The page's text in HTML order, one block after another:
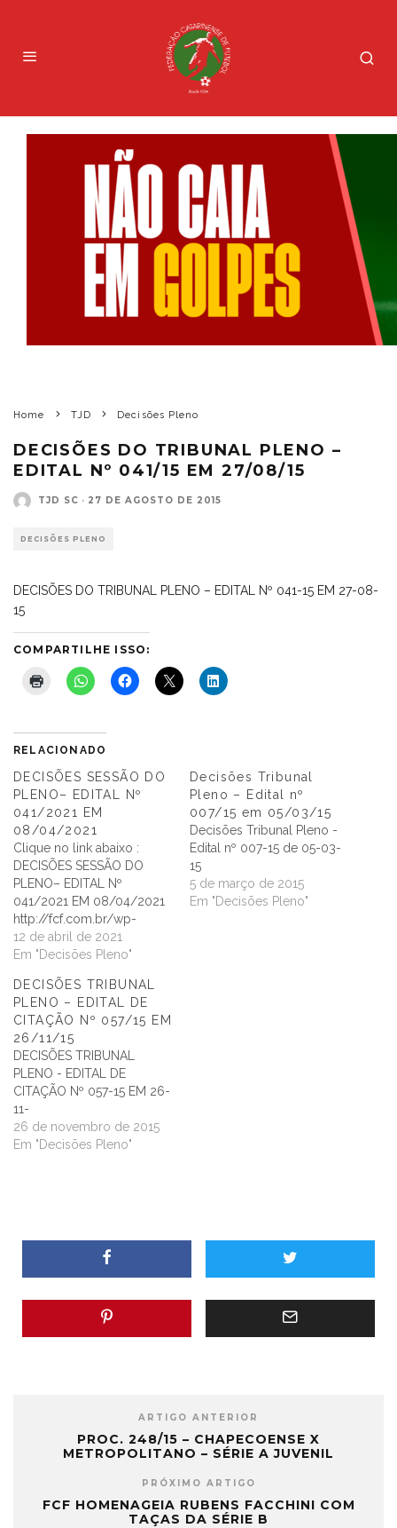
Home TJD Decisões Pleno
DECISÕES DO TRIBUNAL PLENO –
EDITAL Nº 041/15 EM 27/08/15
TJD SC · 27 DE AGOSTO DE 2015
DECISÕES PLENO
DECISÕES DO TRIBUNAL PLENO – EDITAL Nº 041-15 EM 27-08-
15
COMPARTILHE ISSO:
RELACIONADO
DECISÕES SESSÃO DO
PLENO– EDITAL Nº
041/2021 EM
08/04/2021
Clique no link abaixo :
DECISÕES SESSÃO DO
PLENO– EDITAL Nº
041/2021 EM 08/04/2021
http://fcf.com.br/wp-
content/uploads/2021/04
/Decisoes-julgamentos-
12 de abril de 2021
Em "Decisões Pleno"
Decisões Tribunal
Pleno – Edital nº
007/15 em 05/03/15
Decisões Tribunal Pleno -
Edital nº 007-15 de 05-03-
15
5 de março de 2015
Em "Decisões Pleno"
DECISÕES TRIBUNAL
PLENO – EDITAL DE
CITAÇÃO Nº 057/15 EM
26/11/15
DECISÕES TRIBUNAL
PLENO - EDITAL DE
CITAÇÃO Nº 057-15 EM 26-
11-
26 de novembro de 2015
Em "Decisões Pleno"
ARTIGO ANTERIOR
PROC. 248/15 – CHAPECOENSE X
METROPOLITANO – SÉRIE A JUVENIL
PRÓXIMO ARTIGO
FCF HOMENAGEIA RUBENS FACCHINI COM
TAÇAS DA SÉRIE B